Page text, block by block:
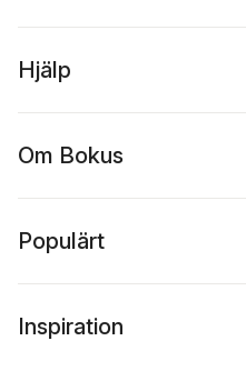
Hjälp
Om Bokus
Populärt
Inspiration